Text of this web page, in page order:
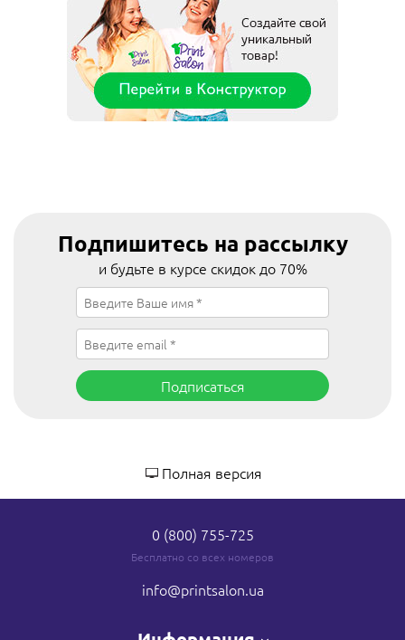
Подпишитесь на рассылку
и будьте в курсе скидок до 70%
Подписаться
Полная версия
0 (800) 755-725
Бесплатно со всех номеров
info@printsalon.ua